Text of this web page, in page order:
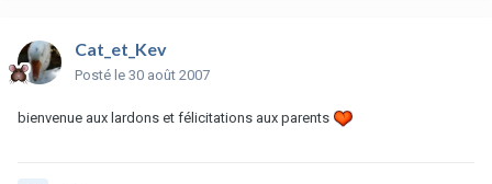
Cat_et_Kev
Posté le 30 août 2007
bienvenue aux lardons et félicitations aux parents